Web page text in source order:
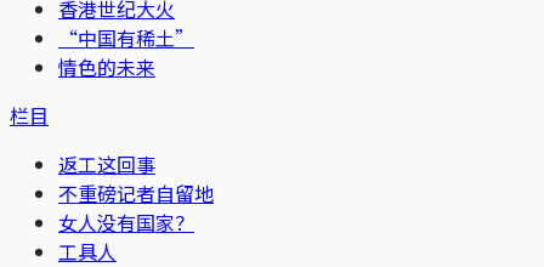
香港世纪大火
“中国有稀土”
情色的未来
栏目
返工这回事
不重磅记者自留地
女人没有国家？
工具人